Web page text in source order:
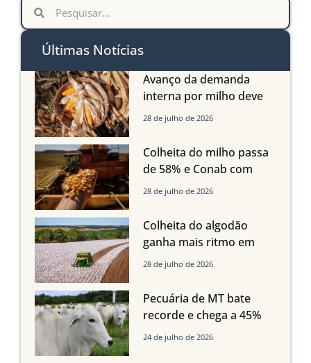
Últimas Notícias
Avanço da demanda
interna por milho deve
compensar aumento da
em Mato Grosso, aponta
Imea
28 de julho de 2026
Colheita do milho passa
de 58% e Conab com
boas produtividades em
quedas em Tocantins,
Maranhão e Piauí
28 de julho de 2026
Colheita do algodão
ganha mais ritmo em
Mato Grosso, Mato
Maranhão
28 de julho de 2026
Pecuária de MT bate
recorde e chega a 45%
dos bovinos abatidos
24 de julho de 2026